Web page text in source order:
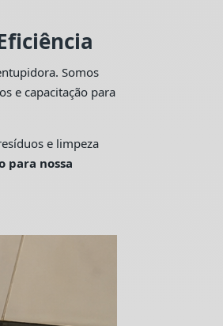
Somos
e capacitação para
e limpeza
para nossa